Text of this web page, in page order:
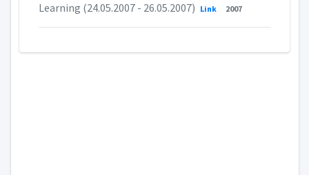
Learning (24.05.2007 - 26.05.2007) Link 2007